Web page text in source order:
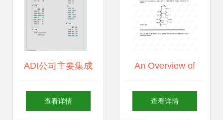
ADI公司主要集成
电路产品资料与集
查看详情
An Overview of
VLSI Design and
查看详情